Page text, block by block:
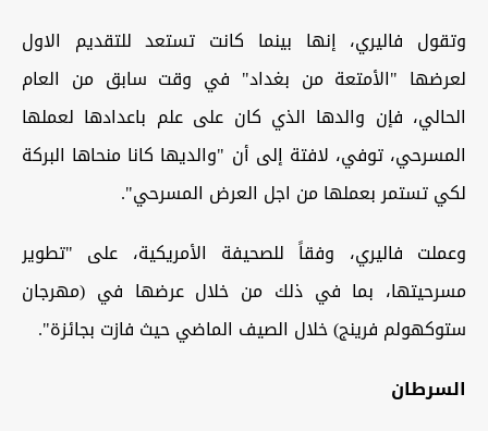
وتقول فاليري، إنها بينما كانت تستعد للتقديم الاول
لعرضها "الأمتعة من بغداد" في وقت سابق من العام
الحالي، فإن والدها الذي كان على علم باعدادها لعملها
المسرحي، توفي، لافتة إلى أن "والديها كانا منحاها البركة
لكي تستمر بعملها من اجل العرض المسرحي".
وعملت فاليري، وفقاً للصحيفة الأمريكية، على "تطوير
مسرحيتها، بما في ذلك من خلال عرضها في (مهرجان
ستوكهولم فرينج) خلال الصيف الماضي حيث فازت بجائزة".
السرطان